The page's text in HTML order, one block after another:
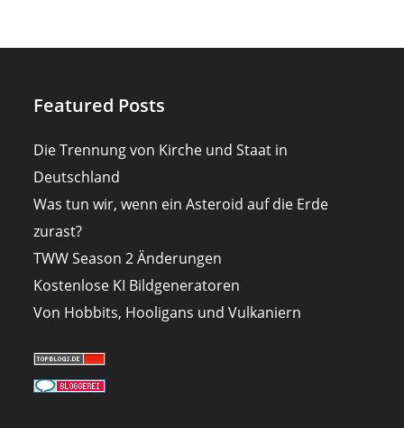
Featured Posts
Die Trennung von Kirche und Staat in
Deutschland
Was tun wir, wenn ein Asteroid auf die Erde
zurast?
TWW Season 2 Änderungen
Kostenlose KI Bildgeneratoren
Von Hobbits, Hooligans und Vulkaniern